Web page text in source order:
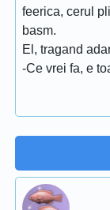
feerica, cerul
basm.
El, tragand
-Ce vrei fa, e